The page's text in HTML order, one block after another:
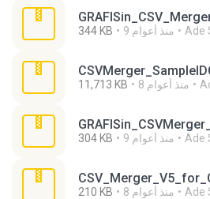
344 KB 9 منذ أعوام Ade
11,713 KB 8 منذ أعوام
304 KB 9 منذ أعوام Ade
210 KB 8 منذ أعوام Ade